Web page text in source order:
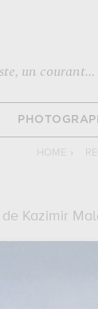
un courant...
HOME ›
de Kazimir